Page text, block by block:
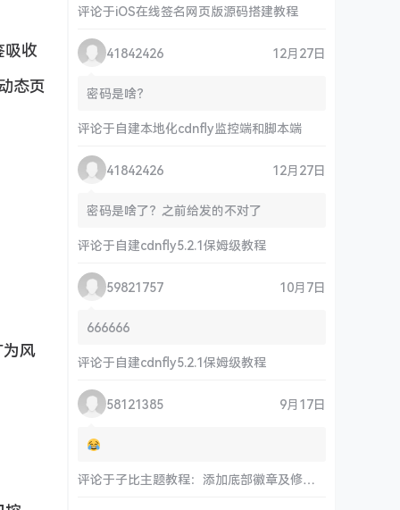
吸收
态页
风
评论于iOS在线签名网页版源码搭建教程
41842426 12月27日
密码是啥？
评论于自建本地化cdnfly监控端和脚本端
41842426 12月27日
密码是啥了？之前给发的不对了
评论于自建cdnfly5.2.1保姆级教程
59821757 10月7日
666666
评论于自建cdnfly5.2.1保姆级教程
58121385 9月17日
评论于子比主题教程：添加底部徽章及修改链接和运行时间